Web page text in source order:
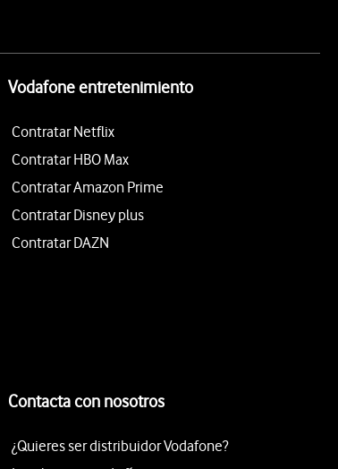
Vodafone entretenimiento
Contratar Netflix
Contratar HBO Max
Contratar Amazon Prime
Contratar Disney plus
Contratar DAZN
Contacta con nosotros
¿Quieres ser distribuidor Vodafone?